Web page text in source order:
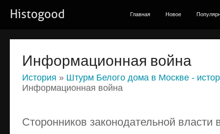
Histogood Главная Новое
Информационная война
История » Штурм Белого дома в Москве -
Информационная война
Сторонников законодательной власти